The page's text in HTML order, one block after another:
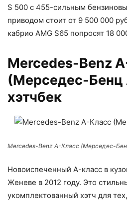
S 500 с 455-сильным
приводом стоит от 9 500 000
кабрио AMG S65 попросят 18
Mercedes-Benz
(Мерседес-Бенц
хэтчбек
Mercedes-Benz А-Класс (Мерседес-
Новоиспеченный А-класс в
Женеве в 2012 году. Это
укомплектованный хэтч для